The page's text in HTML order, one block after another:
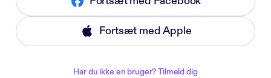
Fortsæt med Apple
Har du ikke en bruger? Tilmeld dig